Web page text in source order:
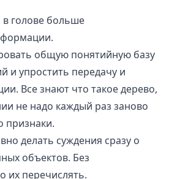
голове больше
общую понятийную базу
и упростить передачу и
Все знают что такое дерево,
не надо каждый раз заново
признаки.
делать суждения сразу о
объектов. Без
их перечислять.